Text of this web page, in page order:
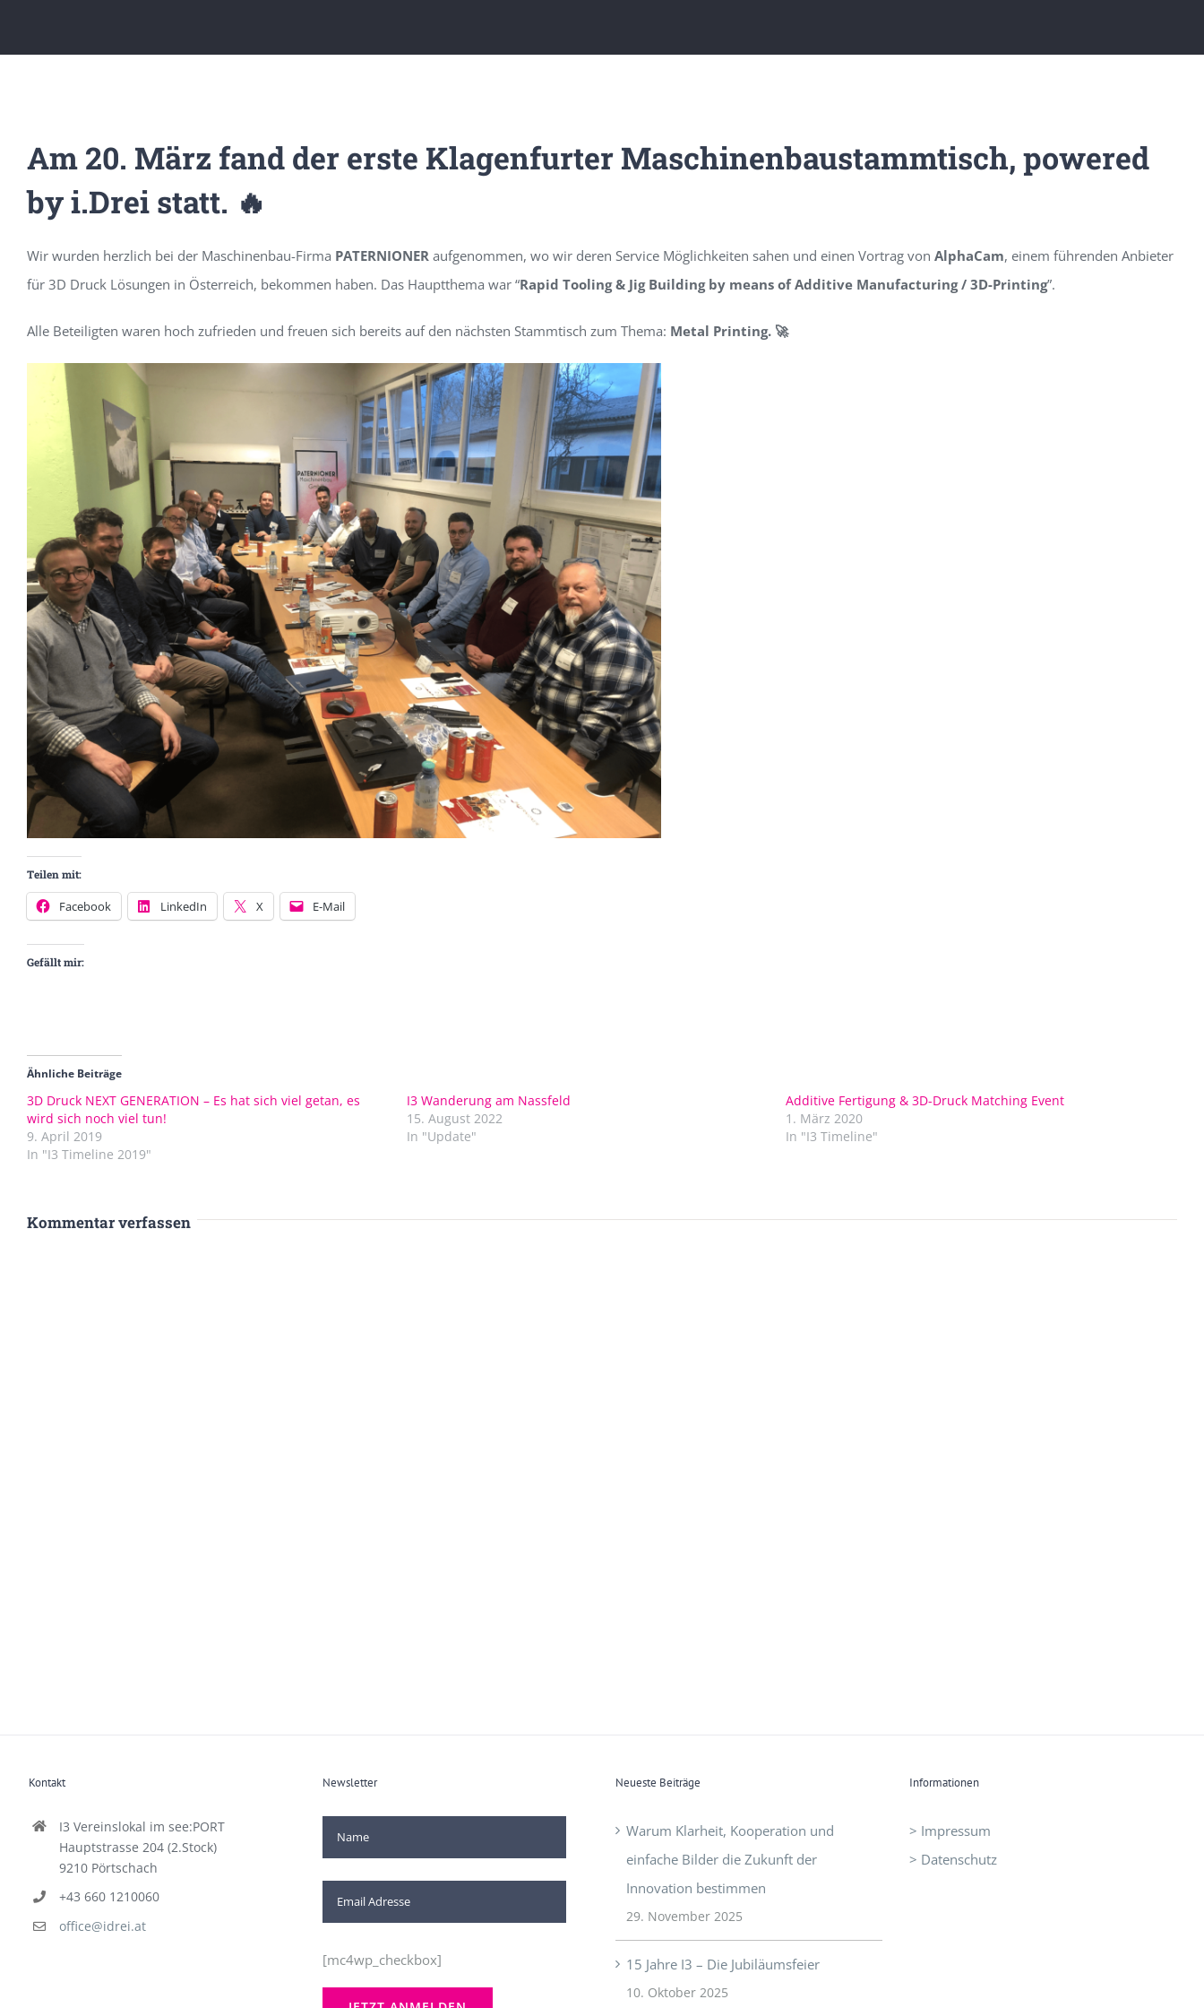
Am 20. März fand der erste Klagenfurter Maschinenbaustammtisch, powered
by i.Drei statt. 🔥
Wir wurden herzlich bei der Maschinenbau-Firma PATERNIONER aufgenommen, wo wir deren Service Möglichkeiten sahen und einen Vortrag von AlphaCam, einem führenden Anbieter
für 3D Druck Lösungen in Österreich, bekommen haben. Das Hauptthema war “Rapid Tooling & Jig Building by means of Additive Manufacturing / 3D-Printing”.
Alle Beteiligten waren hoch zufrieden und freuen sich bereits auf den nächsten Stammtisch zum Thema: Metal Printing. 🚀
Teilen mit:
Facebook LinkedIn X E-Mail
Gefällt mir:
Ähnliche Beiträge
3D Druck NEXT GENERATION – Es hat sich viel getan, es
wird sich noch viel tun!
9. April 2019
In "I3 Timeline 2019"
I3 Wanderung am Nassfeld
15. August 2022
In "Update"
Additive Fertigung & 3D-Druck Matching Event
1. März 2020
In "I3 Timeline"
Kommentar verfassen
Kontakt
I3 Vereinslokal im see:PORT
Hauptstrasse 204 (2.Stock)
9210 Pörtschach
+43 660 1210060
office@idrei.at
Newsletter
[mc4wp_checkbox]
Neueste Beiträge
Warum Klarheit, Kooperation und
einfache Bilder die Zukunft der
Innovation bestimmen
29. November 2025
15 Jahre I3 – Die Jubiläumsfeier
10. Oktober 2025
Informationen
> Impressum
> Datenschutz